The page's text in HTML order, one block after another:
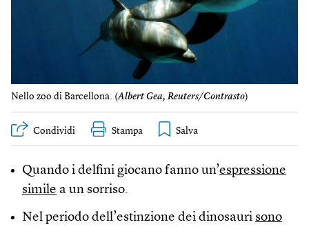
Nello zoo di Barcellona. (Albert Gea, Reuters/Contrasto)
Condividi Stampa
Quando i delfini giocano fanno un’espressione
simile a un sorriso.
Nel periodo dell’estinzione dei dinosauri sono